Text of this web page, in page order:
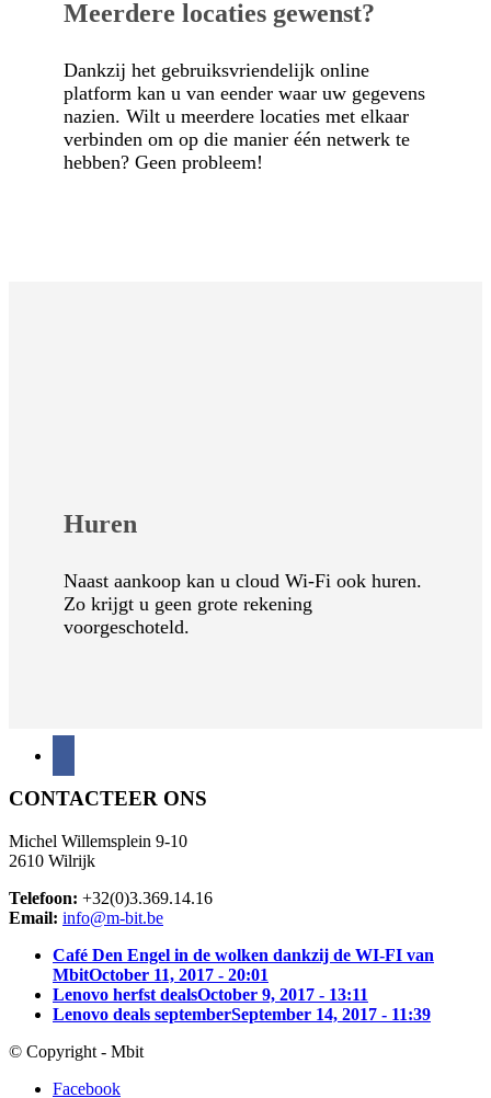
Meerdere locaties gewenst?
Dankzij het gebruiksvriendelijk online
platform kan u van eender waar uw gegevens
nazien. Wilt u meerdere locaties met elkaar
verbinden om op die manier één netwerk te
hebben? Geen probleem!
Huren
Naast aankoop kan u cloud Wi-Fi ook huren.
Zo krijgt u geen grote rekening
voorgeschoteld.
CONTACTEER ONS
Michel Willemsplein 9-10
2610 Wilrijk
Telefoon: +32(0)3.369.14.16
Email: info@m-bit.be
Café Den Engel in de wolken dankzij de WI-FI van
MbitOctober 11, 2017 - 20:01
Lenovo herfst dealsOctober 9, 2017 - 13:11
Lenovo deals septemberSeptember 14, 2017 - 11:39
© Copyright - Mbit
Facebook